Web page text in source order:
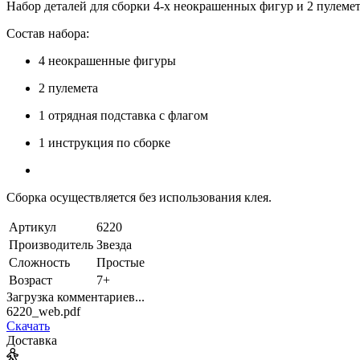
Набор деталей для сборки 4-х неокрашенных фигур и 2
Состав набора:
4 неокрашенные фигуры
2 пулемета
1 отрядная подставка с флагом
1 инструкция по сборке
Сборка осуществляется без использования клея.
Артикул
6220
Производитель Звезда
Сложность
Простые
Возраст
7+
Загрузка комментариев...
6220_web.pdf
Скачать
Доставка